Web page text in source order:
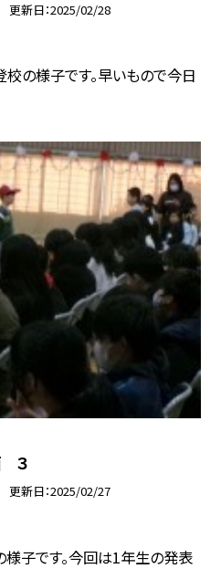
更新日 2025/02/28
校の様子です。早いもので今日
３
更新日 2025/02/27
様子です。今回は1年生の発表